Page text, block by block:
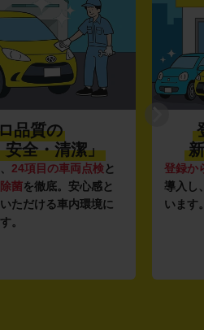
品質の
安全・清潔」
24項目の車両点検と
菌を徹底。安心感と
ただける車内環境に
。
登録か
導入し
います